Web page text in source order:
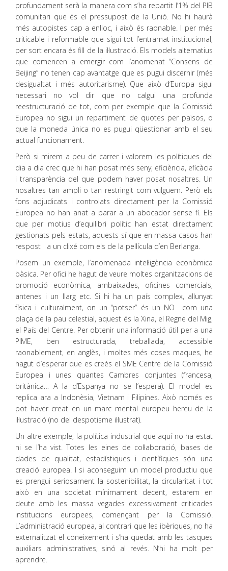
profundament serà la manera com s’ha repartit l’1% del PIB
comunitari que és el pressupost de la Unió. No hi haurà
més autopistes cap a enlloc, i això és raonable. I per més
criticable i reformable que sigui tot l’entramat institucional,
per sort encara és fill de la il·lustració. Els models alternatius
que comencen a emergir com l’anomenat “Consens de
Beijing” no tenen cap avantatge que es pugui discernir (més
desigualtat i més autoritarisme). Que això d’Europa sigui
necessari no vol dir que no calgui una profunda
reestructuració de tot, com per exemple que la Comissió
Europea no sigui un repartiment de quotes per països, o
que la moneda única no es pugui qüestionar amb el seu
actual funcionament.
Però si mirem a peu de carrer i valorem les polítiques del
dia a dia crec que hi han posat més seny, eficiència, eficàcia
i transparència del que podem haver posat nosaltres. Un
nosaltres tan ampli o tan restringit com vulguem. Però els
fons adjudicats i controlats directament per la Comissió
Europea no han anat a parar a un abocador sense fi. Els
que per motius d’equilibri polític han estat directament
gestionats pels estats, aquests sí que en massa casos han
respost a un clixé com els de la pel·lícula d’en Berlanga.
Posem un exemple, l’anomenada intel·ligència econòmica
bàsica. Per ofici he hagut de veure moltes organitzacions de
promoció econòmica, ambaixades, oficines comercials,
antenes i un llarg etc. Si hi ha un país complex, allunyat
física i culturalment, on un “potser” és un NO com una
plaça de la pau celestial, aquest és la Xina, el Regne del Mig,
el País del Centre. Per obtenir una informació útil per a una
PIME, ben estructurada, treballada, accessible
raonablement, en anglès, i moltes més coses maques, he
hagut d’esperar que es creés el SME Centre de la Comissió
Europea i unes quantes Cambres conjuntes (francesa,
britànica… A la d’Espanya no se l’espera). El model es
replica ara a Indonèsia, Vietnam i Filipines. Això només es
pot haver creat en un marc mental europeu hereu de la
il·lustració (no del despotisme il·lustrat).
Un altre exemple, la política industrial que aquí no ha estat
ni se l’ha vist. Totes les eines de col·laboració, bases de
dades de qualitat, estadístiques i científiques són una
creació europea. I si aconseguim un model productiu que
es prengui seriosament la sostenibilitat, la circularitat i tot
això en una societat mínimament decent, estarem en
deute amb les massa vegades excessivament criticades
institucions europees, començant per la Comissió.
L’administració europea, al contrari que les ibèriques, no ha
externalitzat el coneixement i s’ha quedat amb les tasques
auxiliars administratives, sinó al revés. N’hi ha molt per
aprendre.